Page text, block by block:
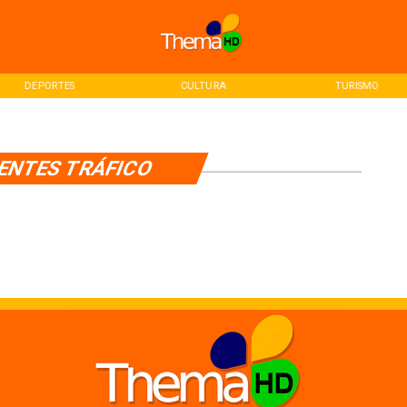
DEPORTES CULTURA TURISMO
TRÁFICO